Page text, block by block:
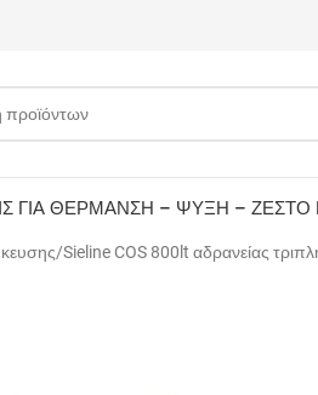
ΓΙΑ ΘΕΡΜΑΝΣΗ – ΨΥΞΗ –
Sieline COS 800lt αδρανείας